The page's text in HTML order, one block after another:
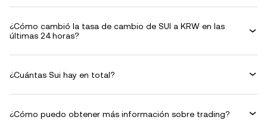
¿Cómo cambió la tasa de cambio de SUI a KRW en las
últimas 24 horas?
¿Cuántas Sui hay en total?
¿Cómo puedo obtener más información sobre trading?